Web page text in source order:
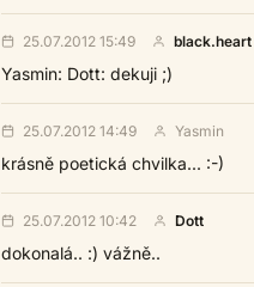
25.07.2012 15:49 black.heart
Yasmin: Dott: dekuji ;)
25.07.2012 14:49 Yasmin
krásně poetická chvilka... :-)
25.07.2012 10:42 Dott
dokonalá.. :) vážně..